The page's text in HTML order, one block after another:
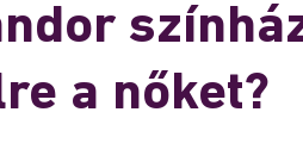
a nőket?